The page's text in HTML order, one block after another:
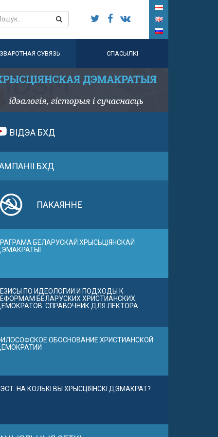
ЗВАРОТНАЯ СУВЯЗЬ СПАСЫЛКІ
ВІДЭА БХД
БХД
ПАКАЯННЕ
БЕЛАРУСКАЙ ХРЫСЬЦІЯНСКАЙ
ПО ИДЕОЛОГИИ И ПОДХОДЫ К
БЕЛАРУСКИХ ХРИСТИАНСКИХ
СПРАВОЧНИК ДЛЯ ЛЕКТОРА
ОБОСНОВАНИЕ ХРИСТИАНСКОЙ
НА КОЛЬКІ ВЫ ХРЫСЦІЯНСКІ ДЭМАКРАТ?